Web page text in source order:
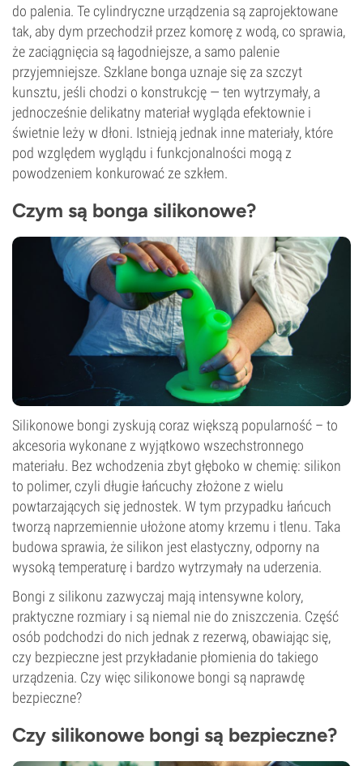
do palenia. Te cylindryczne urządzenia są zaprojektowane
tak, aby dym przechodził przez komorę z wodą, co sprawia,
że zaciągnięcia są łagodniejsze, a samo palenie
przyjemniejsze. Szklane bonga uznaje się za szczyt
kunsztu, jeśli chodzi o konstrukcję — ten wytrzymały, a
jednocześnie delikatny materiał wygląda efektownie i
świetnie leży w dłoni. Istnieją jednak inne materiały, które
pod względem wyglądu i funkcjonalności mogą z
powodzeniem konkurować ze szkłem.
Czym są bonga silikonowe?
Silikonowe bongi zyskują coraz większą popularność – to
akcesoria wykonane z wyjątkowo wszechstronnego
materiału. Bez wchodzenia zbyt głęboko w chemię: silikon
to polimer, czyli długie łańcuchy złożone z wielu
powtarzających się jednostek. W tym przypadku łańcuch
tworzą naprzemiennie ułożone atomy krzemu i tlenu. Taka
budowa sprawia, że silikon jest elastyczny, odporny na
wysoką temperaturę i bardzo wytrzymały na uderzenia.
Bongi z silikonu zazwyczaj mają intensywne kolory,
praktyczne rozmiary i są niemal nie do zniszczenia. Część
osób podchodzi do nich jednak z rezerwą, obawiając się,
czy bezpieczne jest przykładanie płomienia do takiego
urządzenia. Czy więc silikonowe bongi są naprawdę
bezpieczne?
Czy silikonowe bongi są bezpieczne?